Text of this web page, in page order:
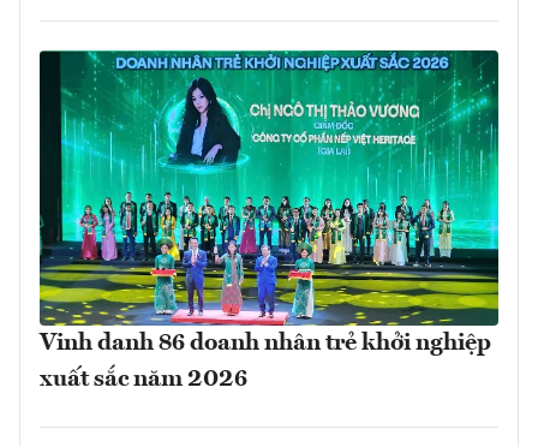
Vinh danh 86 doanh nhân trẻ khởi nghiệp
xuất sắc năm 2026